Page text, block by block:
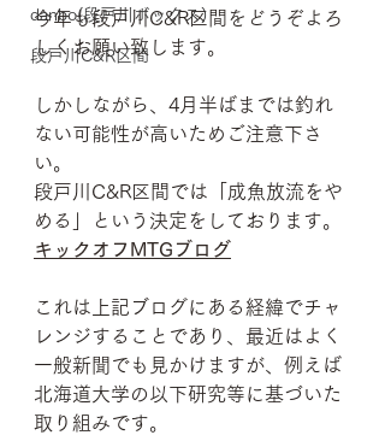
danbo(段戸川ボックス)
段戸川C&R区間
今年も段戸川C&R区間をどうぞよろ
しくお願い致します。
しかしながら、4月半ばまでは釣れ
ない可能性が高いためご注意下さ
い。
段戸川C&R区間では「成魚放流をや
める」という決定をしております。
キックオフMTGブログ
これは上記ブログにある経緯でチャ
レンジすることであり、最近はよく
一般新聞でも見かけますが、例えば
北海道大学の以下研究等に基づいた
取り組みです。